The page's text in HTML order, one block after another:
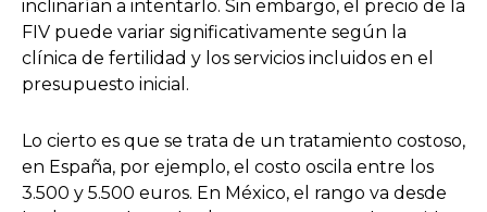
inclinarían a intentarlo. Sin embargo, el precio de la
FIV puede variar significativamente según la
clínica de fertilidad y los servicios incluidos en el
presupuesto inicial.
Lo cierto es que se trata de un tratamiento costoso,
en España, por ejemplo, el costo oscila entre los
3.500 y 5.500 euros. En México, el rango va desde